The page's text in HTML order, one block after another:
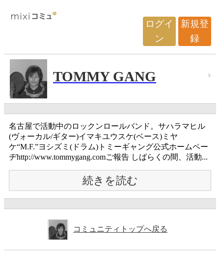
ログイ
ン
新規登
録
TOMMY GANG
名古屋で活動中のロックンロールバンド。サハラマヒル
(ヴォーカル/ギター)イマキユウスケ(ベース)ミヤ
ケ“M.F.”ヨシズミ(ドラム)トミーギャング公式ホームペー
ヂhttp://www.tommygang.comご報告 しばらくの間、活動...
続きを読む
コミュニティトップへ戻る